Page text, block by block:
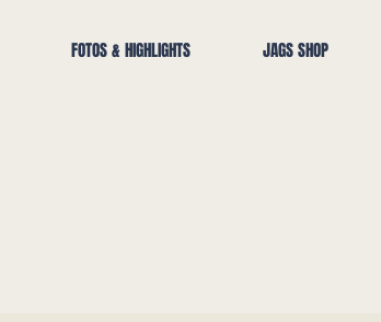
FOTOS & HIGHLIGHTS JAGS SHOP